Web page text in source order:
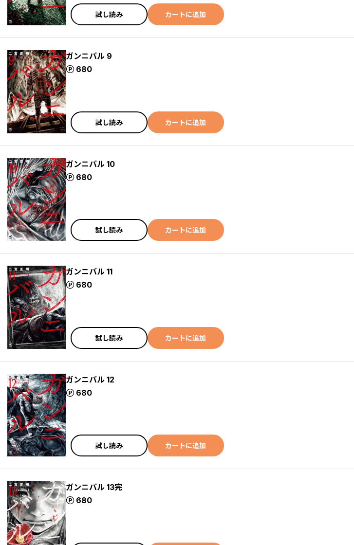
試し読み カートに追加
ガンニバル 9
680
ポイント
試し読み カートに追加
ガンニバル 10
680
ポイント
試し読み カートに追加
ガンニバル 11
680
ポイント
試し読み カートに追加
ガンニバル 12
680
ポイント
試し読み カートに追加
ガンニバル 13完
680
ポイント